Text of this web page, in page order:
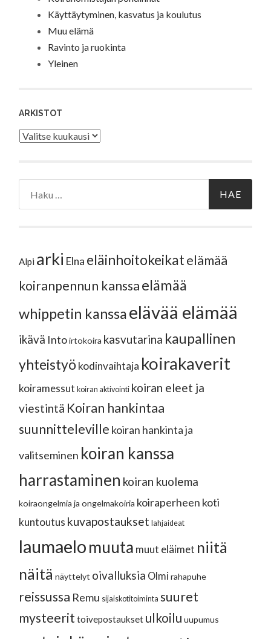
Käyttäytyminen, kasvatus ja koulutus
Muu elämä
Ravinto ja ruokinta
Yleinen
ARKISTOT
Arkistot
Alpi arki Elna eläinhoitokeikatelämää
koiranpennun kanssaelämää
whippetin kanssaelävää elämää
ikävä Intoirtokoira kasvutarina kaupallinen
yhteistyö kodinvaihtaja koirakaverit
koiramessut koiran aktivointi koiran eleet ja
viestintä Koiran hankintaa
suunnitteleville koiran hankinta ja
valitseminen koiran kanssa
harrastaminen koiran kuolema
koiraongelmia ja ongelmakoiria koiraperheen koti
kuntoutus kuvapostaukset lahjaideat
laumaelomuuta muut eläimet niitä
näitä näyttelyt oivalluksia Olmi rahapuhe
reissussa Remu sijaiskotitoiminta suuret
mysteerit toivepostaukset ulkoilu uupumus